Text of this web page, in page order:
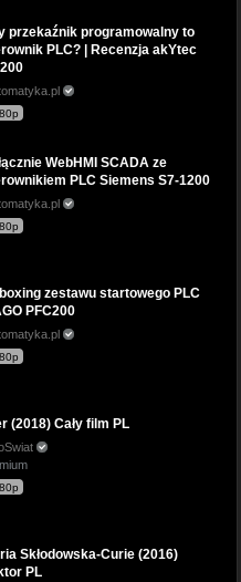
przekaźnik programowalny to
PLC? | Recenzja akYtec
WebHMI SCADA ze
PLC Siemens S7-1200
zestawu startowego PLC
PFC200
(2018) Cały film PL
Skłodowska-Curie (2016)
PL